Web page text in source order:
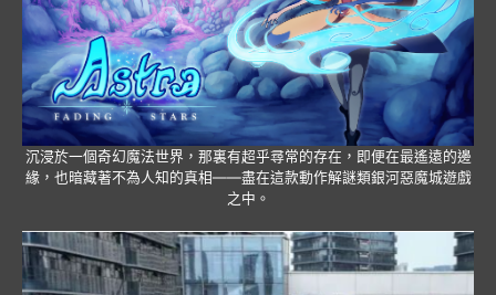
沉浸於一個奇幻魔法世界，那裏有超乎尋常的存在，即便在最遙遠的邊
緣，也暗藏著不為人知的真相——盡在這款動作解謎類銀河惡魔城遊戲
之中。